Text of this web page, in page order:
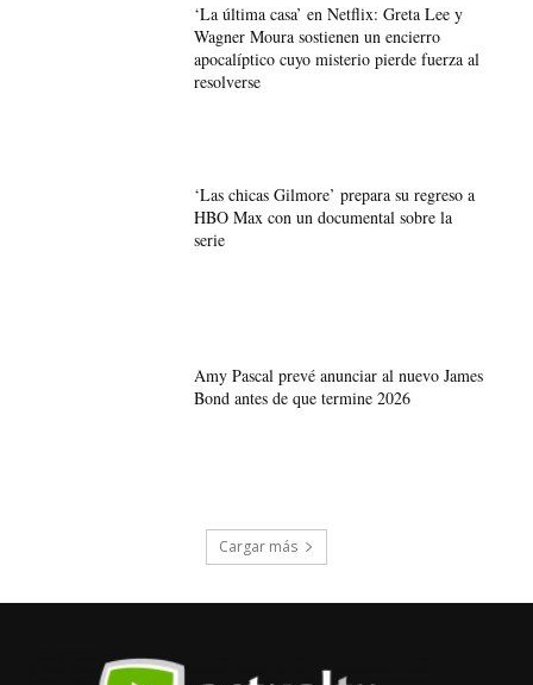
‘La última casa’ en Netflix: Greta Lee y
Wagner Moura sostienen un encierro
apocalíptico cuyo misterio pierde fuerza al
resolverse
‘Las chicas Gilmore’ prepara su regreso a
HBO Max con un documental sobre la
serie
Amy Pascal prevé anunciar al nuevo James
Bond antes de que termine 2026
Cargar más